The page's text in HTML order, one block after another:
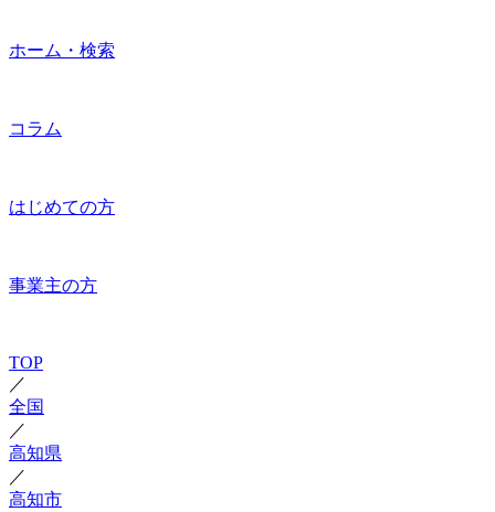
ホーム・検索
コラム
はじめての方
事業主の方
TOP
／
全国
／
高知県
／
高知市